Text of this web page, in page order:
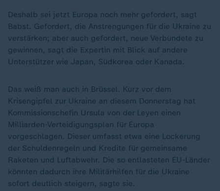
Deshalb sei jetzt Europa noch mehr gefordert, sagt
Babst. Gefordert, die Anstrengungen für die Ukraine zu
verstärken; aber auch gefordert, neue Verbündete zu
gewinnen, sagt die Expertin mit Blick auf andere
Unterstützer wie Japan, Südkorea oder Kanada.
Das weiß man auch in Brüssel. Kurz vor dem
Krisengipfel zur Ukraine an diesem Donnerstag hat
Kommissionschefin Ursula von der Leyen einen
Milliarden-Verteidigungsplan für Europa
vorgeschlagen. Dieser umfasst etwa eine Lockerung
der Schuldenregeln und Kredite für gemeinsame
Raketen und Luftabwehr. Die so entlasteten EU-Länder
könnten dadurch ihre Militärhilfen für die Ukraine
sofort deutlich steigern, sagte sie.